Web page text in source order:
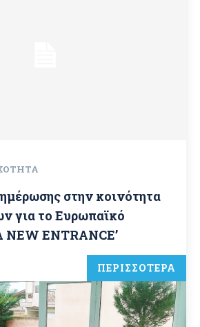
στην κοινότητα
για το Ευρωπαϊκό
NEW ENTRANCE’
ΠΕΡΙΣΣΟΤΕΡΑ